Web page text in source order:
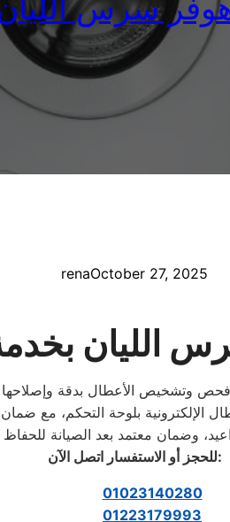
الليان
renaOctober 27, 2025
الليان
الأعطال بدقة وإصلاحها
بلوحة التحكم، مع
وضمان معتمد بعد الصيانة
للحجز أو الاستفسار اتصل الآن:
01023140280
01223179993